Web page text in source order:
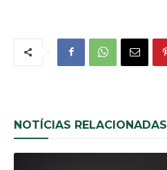
NOTÍCIAS RELACIONADAS